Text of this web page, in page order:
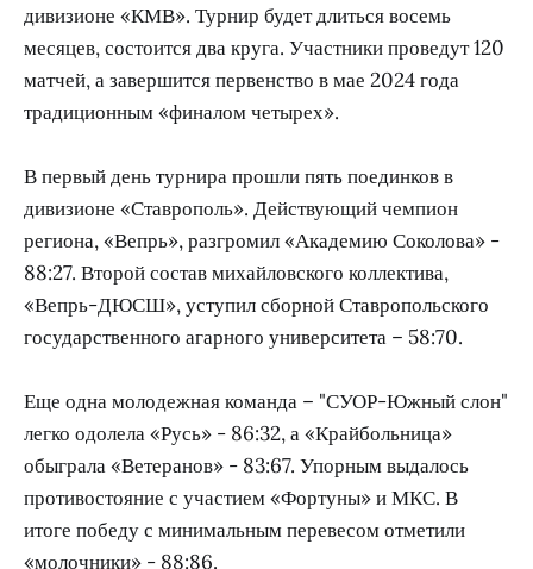
дивизионе «КМВ». Турнир будет длиться восемь
месяцев, состоится два круга. Участники проведут 120
матчей, а завершится первенство в мае 2024 года
традиционным «финалом четырех».
В первый день турнира прошли пять поединков в
дивизионе «Ставрополь». Действующий чемпион
региона, «Вепрь», разгромил «Академию Соколова» -
88:27. Второй состав михайловского коллектива,
«Вепрь-ДЮСШ», уступил сборной Ставропольского
государственного агарного университета – 58:70.
Еще одна молодежная команда – "СУОР-Южный слон"
легко одолела «Русь» - 86:32, а «Крайбольница»
обыграла «Ветеранов» - 83:67. Упорным выдалось
противостояние с участием «Фортуны» и МКС. В
итоге победу с минимальным перевесом отметили
«молочники» - 88:86.